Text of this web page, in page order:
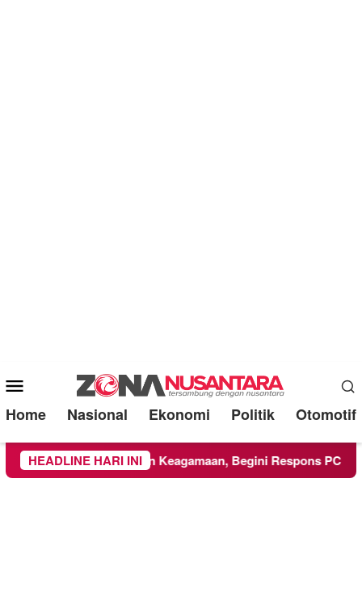
Mobile
Menu
Home Nasional Ekonomi Politik Otomotif
HEADLINE HARI INI
Ikuti Kegiatan Keagamaan, Begini Respons PCNU dan